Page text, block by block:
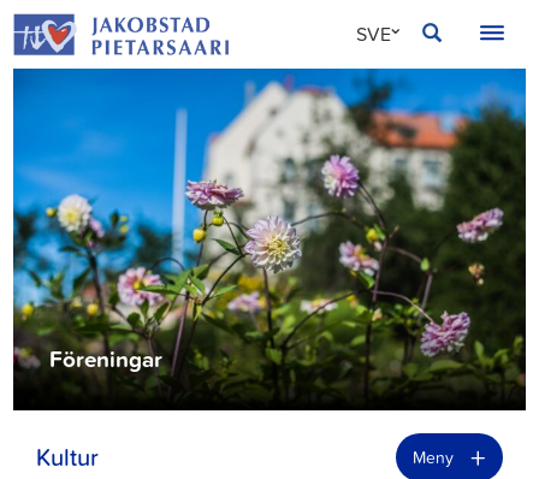
Hoppa
till
innehållet
SVE
FIN
ENG
Föreningar
Kultur Meny +